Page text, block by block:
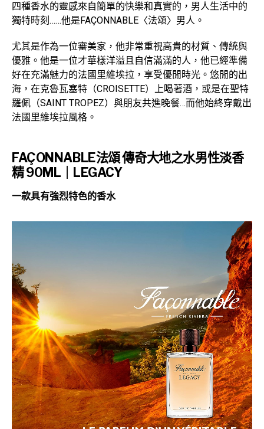
四種香水的靈感來自簡單的快樂和真實的，男人生活中的
獨特時刻……他是FAÇONNABLE〈法頌〉男人。
尤其是作為一位審美家，他非常重視高貴的材質、傳統與
優雅。他是一位才華樣洋溢且自信滿滿的人，他已經準備
好在充滿魅力的法國里維埃拉，享受優閒時光。悠閒的出
海，在克魯瓦塞特（CROISETTE）上喝著酒，或是在聖特
羅佩（SAINT TROPEZ）與朋友共進晚餐…而他始終穿戴出
法國里維埃拉風格。
FAÇONNABLE法頌 傳奇大地之水男性淡香
精 90ML｜LEGACY
一款具有強烈特色的香水